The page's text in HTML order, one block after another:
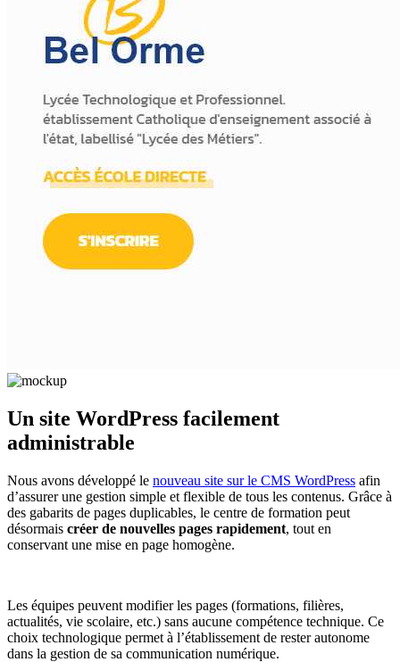
Un site WordPress facilement
administrable
Nous avons développé le nouveau site sur le CMS WordPress afin
d’assurer une gestion simple et flexible de tous les contenus. Grâce à
des gabarits de pages duplicables, le centre de formation peut
désormais créer de nouvelles pages rapidement, tout en
conservant une mise en page homogène.
Les équipes peuvent modifier les pages (formations, filières,
actualités, vie scolaire, etc.) sans aucune compétence technique. Ce
choix technologique permet à l’établissement de rester autonome
dans la gestion de sa communication numérique.